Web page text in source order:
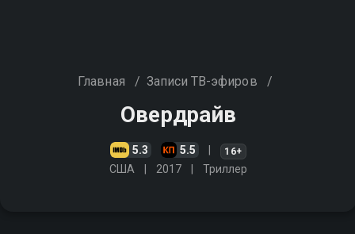
Главная / Записи ТВ-эфиров /
Овердрайв
5.3 5.5 16+
США 2017 Триллер